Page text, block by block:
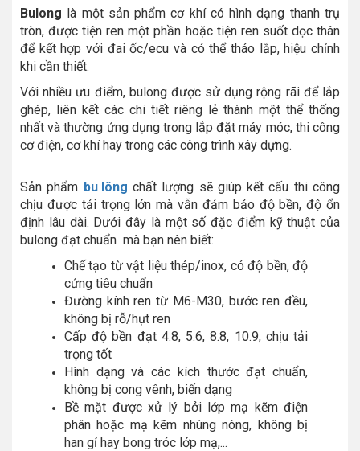
Bulong là một sản phẩm cơ khí có hình dạng thanh trụ
tròn, được tiện ren một phần hoặc tiện ren suốt dọc thân
để kết hợp với đai ốc/ecu và có thể tháo lắp, hiệu chỉnh
khi cần thiết.
Với nhiều ưu điểm, bulong được sử dụng rộng rãi để lắp
ghép, liên kết các chi tiết riêng lẻ thành một thể thống
nhất và thường ứng dụng trong lắp đặt máy móc, thi công
cơ điện, cơ khí hay trong các công trình xây dựng.
Sản phẩm bu lông chất lượng sẽ giúp kết cấu thi công
chịu được tải trọng lớn mà vẫn đảm bảo độ bền, độ ổn
định lâu dài. Dưới đây là một số đặc điểm kỹ thuật của
bulong đạt chuẩn mà bạn nên biết:
Chế tạo từ vật liệu thép/inox, có độ bền, độ
cứng tiêu chuẩn
Đường kính ren từ M6-M30, bước ren đều,
không bị rỗ/hụt ren
Cấp độ bền đạt 4.8, 5.6, 8.8, 10.9, chịu tải
trọng tốt
Hình dạng và các kích thước đạt chuẩn,
không bị cong vênh, biến dạng
Bề mặt được xử lý bởi lớp mạ kẽm điện
phân hoặc mạ kẽm nhúng nóng, không bị
han gỉ hay bong tróc lớp mạ,...